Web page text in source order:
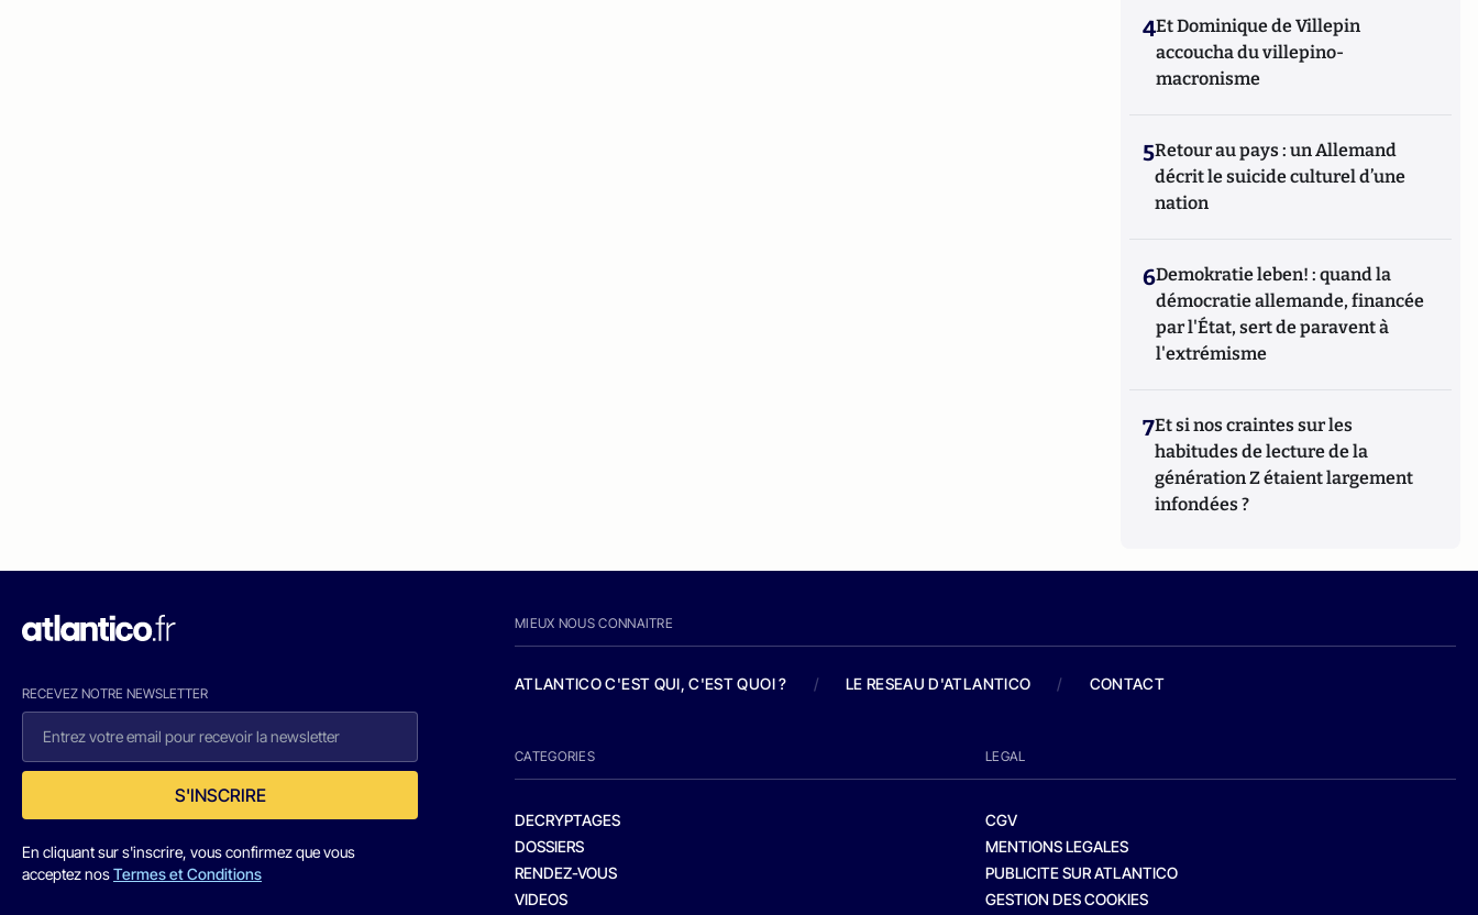
4Et Dominique de Villepin
accoucha du villepino-
macronisme
5Retour au pays : un Allemand
décrit le suicide culturel d’une
nation
6Demokratie leben! : quand la
démocratie allemande, financée
par l'État, sert de paravent à
l'extrémisme
7Et si nos craintes sur les
habitudes de lecture de la
génération Z étaient largement
infondées ?
RECEVEZ NOTRE NEWSLETTER
S'INSCRIRE
En cliquant sur s'inscrire, vous confirmez que vous
acceptez nosTermes et Conditions
MIEUX NOUS CONNAITRE
ATLANTICO C'EST QUI, C'EST QUOI ? / LE RESEAU D'ATLANTICO / CONTACT
CATEGORIES
DECRYPTAGES
DOSSIERS
RENDEZ-VOUS
VIDEOS
LEGAL
CGV
MENTIONS LEGALES
PUBLICITE SUR ATLANTICO
GESTION DES COOKIES